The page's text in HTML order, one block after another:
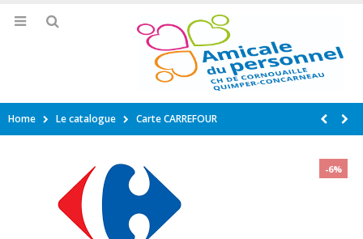
Home Le catalogue Carte CARREFOUR
-6%